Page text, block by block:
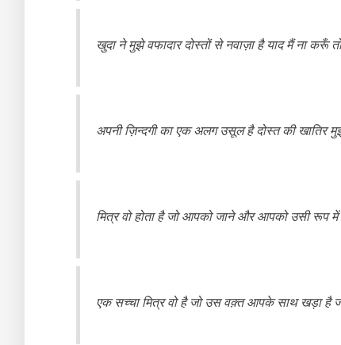
खुदा ने मुझे वफादार दोस्तों से नवाज़ा है याद मैं ना करूँ
अपनी ज़िन्दगी का एक अलग उसूल है दोस्त की खातिर
मित्र वो होता है जो आपको जाने और आपको उसी रूप में
एक सच्चा मित्र वो है जो उस वक़्त आपके साथ खड़ा है